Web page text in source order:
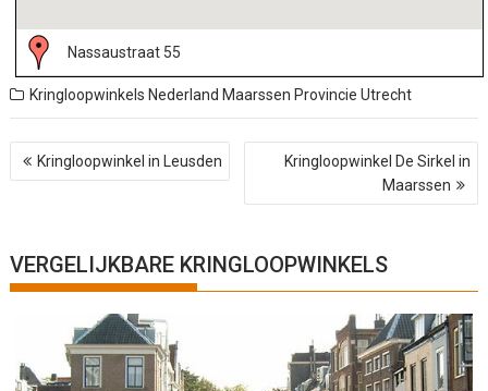
Nassaustraat 55
Kringloopwinkels Nederland Maarssen Provincie Utrecht
e
h
t
Kringloopwinkel in Leusden
Kringloopwinkel De Sirkel in
Maarssen
VERGELIJKBARE KRINGLOOPWINKELS